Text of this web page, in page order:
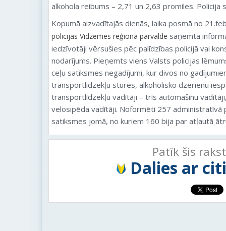
alkohola reibums – 2,71 un 2,63 promiles. Policija
Kopumā aizvadītajās dienās, laika posmā no
policijas Vidzemes reģiona pārvaldē saņemta
iedzīvotāji vērsušies pēc palīdzības policijā vai
nodarījums. Pieņemts viens Valsts policijas
ceļu satiksmes negadījumi, kur divos no
transportlīdzekļu stūres, alkoholisko dzērienu
transportlīdzekļu vadītāji – trīs automašīnu
velosipēda vadītāji. Noformēti 257 administratīvā
satiksmes jomā, no kuriem 160 bija par atļautā
Patīk šis
Dalies ar